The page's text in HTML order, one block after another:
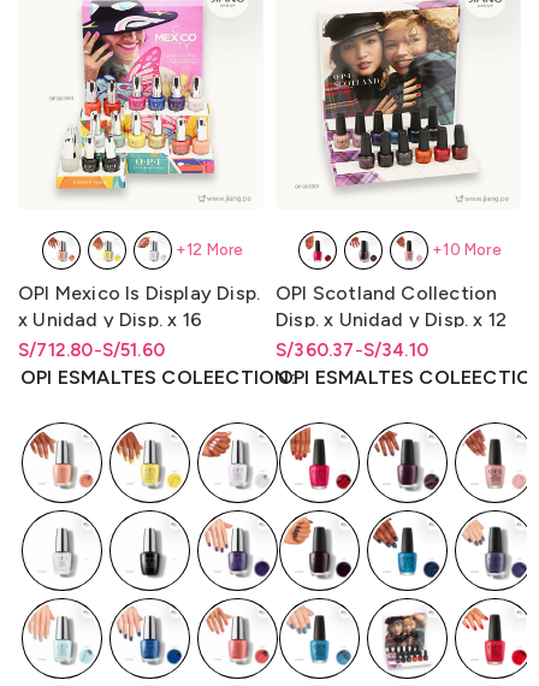
OPI Mexico Is Display Disp.
x Unidad y Disp. x 16
Unidades Collection
(Is/Bcoat/Tcoat)
S/51.60
-
S/712.80
Rango de precios: desde
S/51.60 hasta S/712.80
Rango de precios: desde
S/51.60hastaS/ 712.80
OPI ESMALTES COLEECTION
+12 More
OPI Scotland Collection
Disp. x Unidad y Disp. x 12
Unidades LQR 15ml.
S/34.10
-
S/360.37
Rango de precios: desde
S/34.10 hasta S/360.37
Rango de precios: desde
S/34.10hastaS/ 360.37
OPI ESMALTES
+10 More